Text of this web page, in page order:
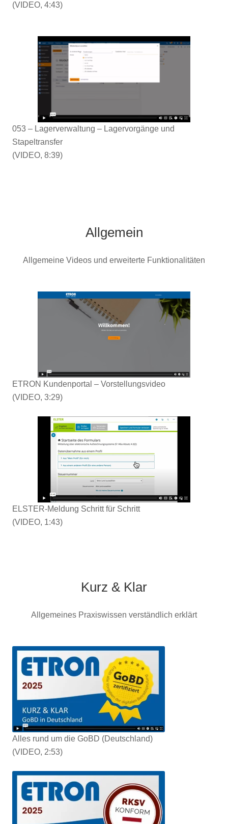
(VIDEO, 4:43)
053 – Lagerverwaltung – Lagervorgänge und
Stapeltransfer
(VIDEO, 8:39)
Allgemein
Allgemeine Videos und erweiterte Funktionalitäten
ETRON Kundenportal – Vorstellungsvideo
(VIDEO, 3:29)
ELSTER-Meldung Schritt für Schritt
(VIDEO, 1:43)
Kurz & Klar
Allgemeines Praxiswissen verständlich erklärt
Alles rund um die GoBD (Deutschland)
(VIDEO, 2:53)